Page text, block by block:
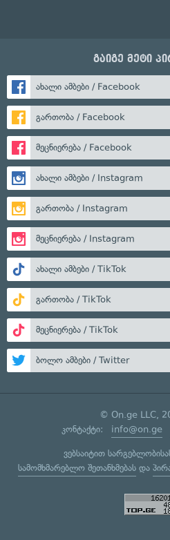
გაიგე მეტი
ახალი ამბები / Facebook
გართობა / Facebook
მეცნიერება / Facebook
ახალი ამბები / Instagram
გართობა / Instagram
მეცნიერება / Instagram
ახალი ამბები / TikTok
გართობა / TikTok
მეცნიერება / TikTok
ბოლო ამბები / Twitter
© On.ge LLC,
კონტაქტი: info@on.ge
ვებსაიტით
სამომხმარებლო შეთანხმებასდა